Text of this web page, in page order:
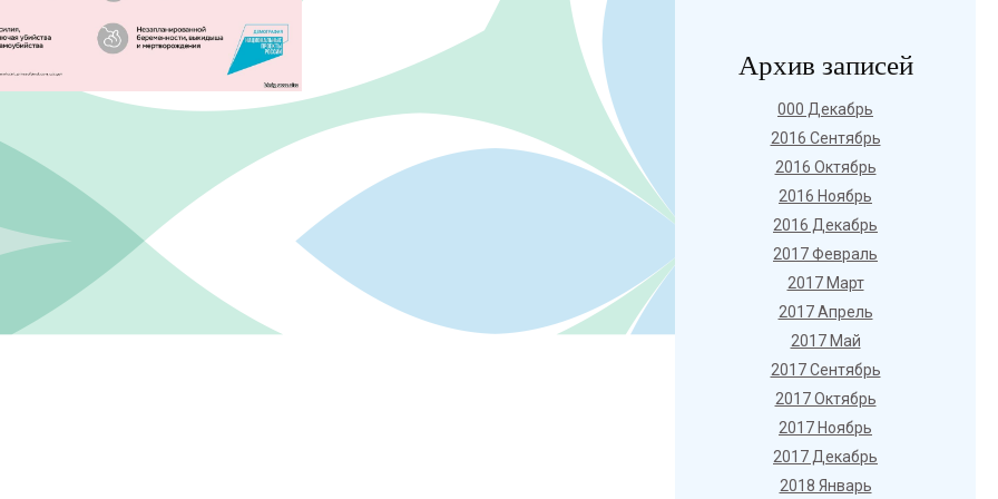
Архив записей
000 Декабрь
2016 Сентябрь
2016 Октябрь
2016 Ноябрь
2016 Декабрь
2017 Февраль
2017 Март
2017 Апрель
2017 Май
2017 Сентябрь
2017 Октябрь
2017 Ноябрь
2017 Декабрь
2018 Январь